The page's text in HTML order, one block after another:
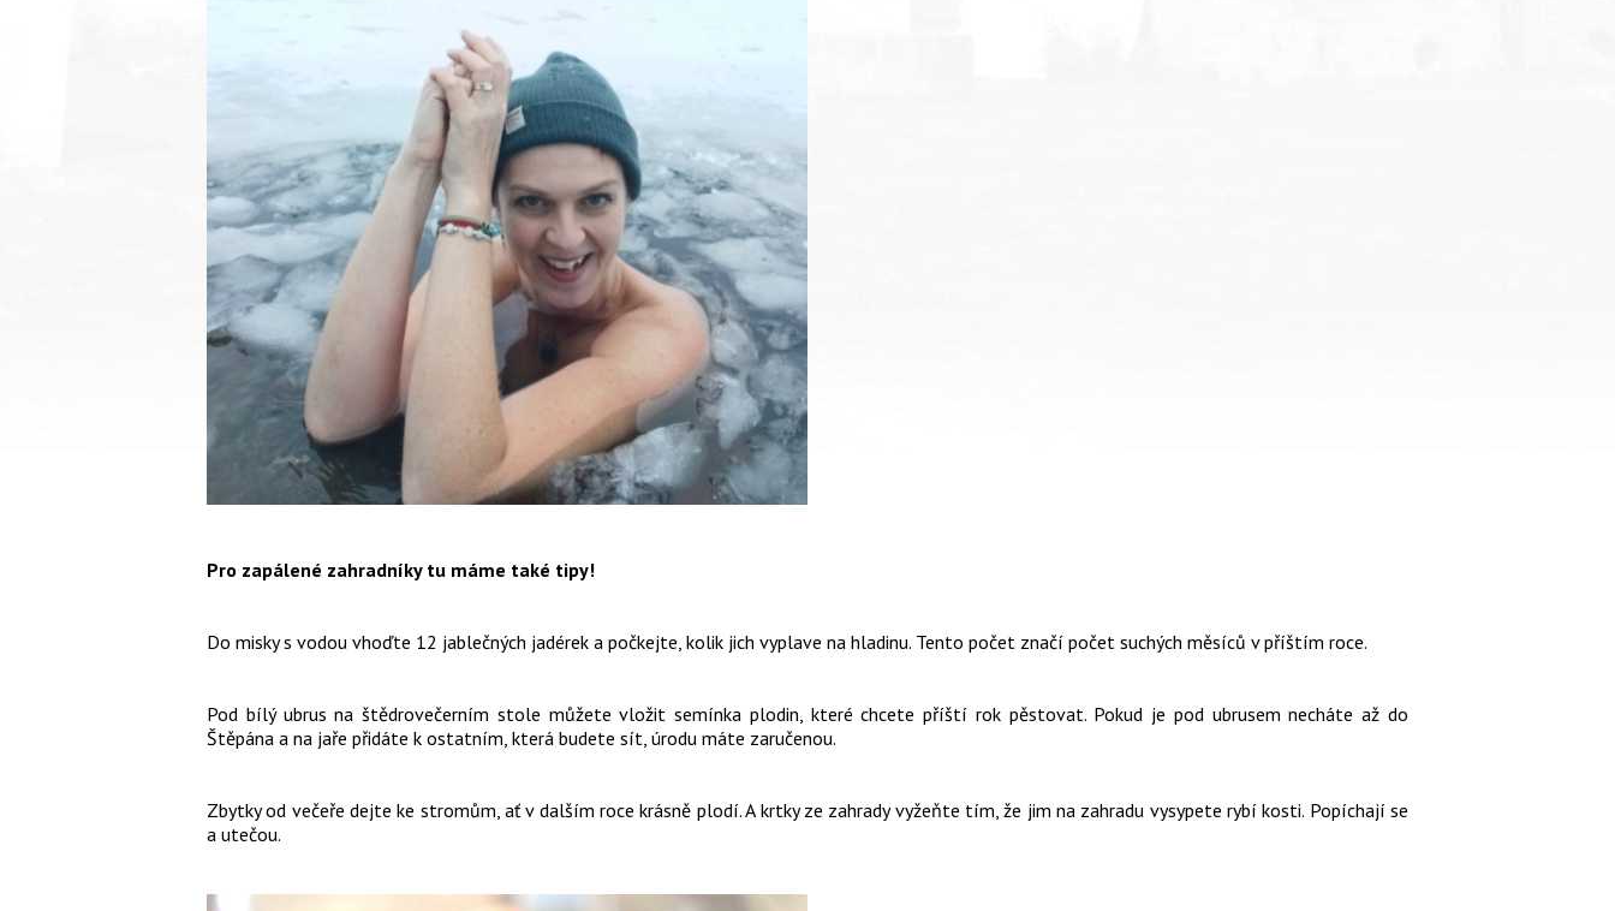
Pro zapálené zahradníky tu máme také tipy!
Do misky s vodou vhoďte 12 jablečných jadérek a počkejte, kolik jich vyplave na hladinu. Tento počet značí počet suchých měsíců v příštím roce.
Pod bílý ubrus na štědrovečerním stole můžete vložit semínka plodin, které chcete příští rok pěstovat. Pokud je pod ubrusem necháte až do
Štěpána a na jaře přidáte k ostatním, která budete sít, úrodu máte zaručenou.
Zbytky od večeře dejte ke stromům, ať v dalším roce krásně plodí. A krtky ze zahrady vyžeňte tím, že jim na zahradu vysypete rybí kosti. Popíchají se
a utečou.